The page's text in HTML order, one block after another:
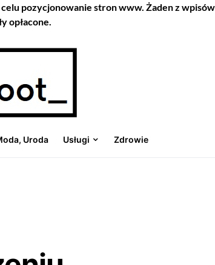
pozycjonowanie stron www. Żaden z
opłacone.
Uroda Usługi Zdrowie